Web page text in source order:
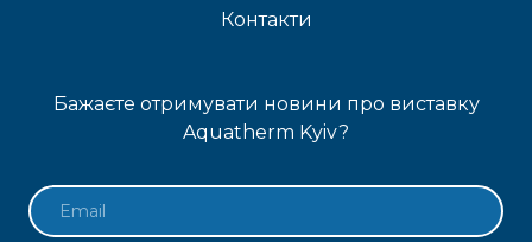
Контакти
Бажаєте отримувати новини про виставку
Aquatherm Kyiv?